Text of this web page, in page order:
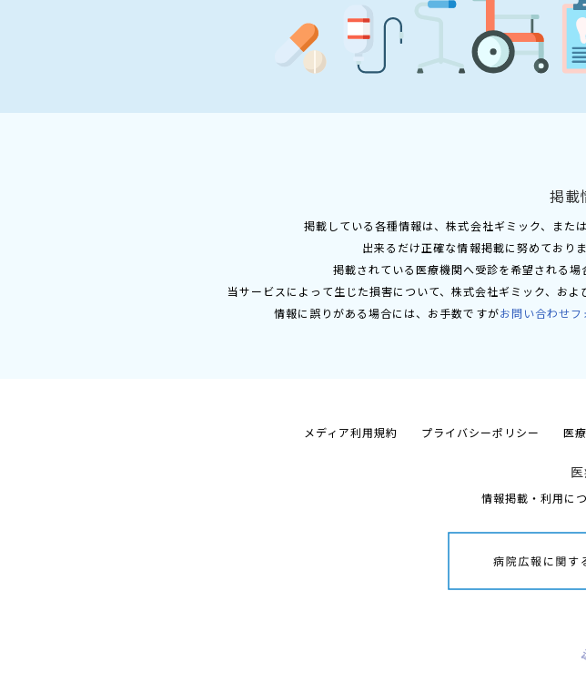
掲載
掲載している各種情報は、株式会社ギミック、また
出来るだけ正確な情報掲載に努めており
掲載されている医療機関へ受診を希望される
当サービスによって生じた損害について、株式会社ギミック、お
情報に誤りがある場合には、お手数ですがお問い合わせフ
メディア利用規約 プライバシーポリシー 医
情報掲載・利用に